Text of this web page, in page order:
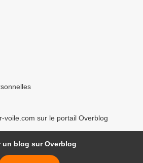
voile.com sur le portail Overblog
un blog sur Overblog